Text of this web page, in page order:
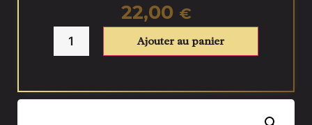
22,00 €
Ajouter au panier